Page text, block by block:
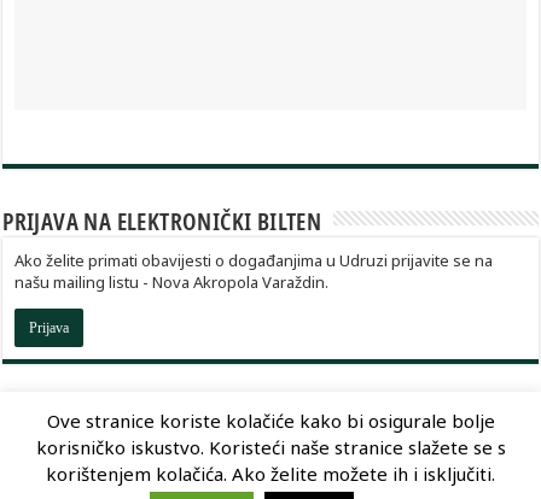
PRIJAVA NA ELEKTRONIČKI BILTEN
Ako želite primati obavijesti o događanjima u Udruzi prijavite se na
našu mailing listu - Nova Akropola Varaždin.
Prijava
Dizajn: Optimum Dizajn
Ove stranice koriste kolačiće kako bi osigurale bolje
korisničko iskustvo. Koristeći naše stranice slažete se s
korištenjem kolačića. Ako želite možete ih i isključiti.